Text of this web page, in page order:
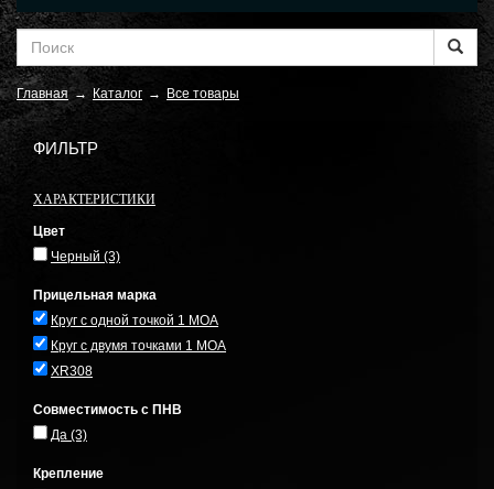
Главная → Каталог → Все товары
ФИЛЬТР
ХАРАКТЕРИСТИКИ
Цвет
Черный (3)
Прицельная марка
Круг с одной точкой 1 MOA
Круг с двумя точками 1 MOA
XR308
Совместимость с ПНВ
Да (3)
Крепление